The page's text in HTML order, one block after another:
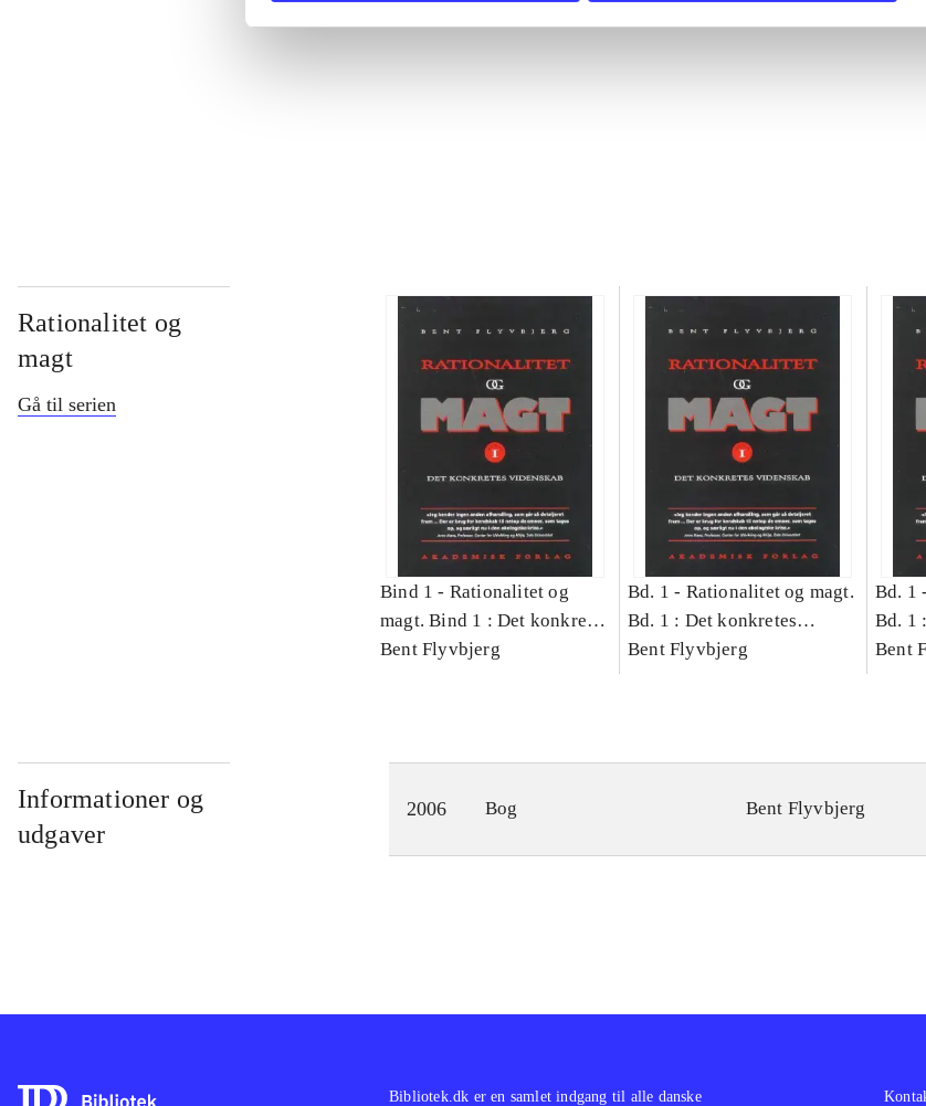
Rationalitet og
magt
Gå til serien
Bind 1 - Rationalitet og
magt. Bind 1 : Det konkretes
videnskab
Bent Flyvbjerg
Bd. 1 - Rationalitet og magt.
Bd. 1 : Det konkretes
videnskab
Bent Flyvbjerg
Bd. 1 -
Bd. 1
Bent
Informationer og
udgaver
2006 Bog Bent Flyvbjerg
Bibliotek.dk er en samlet indgang til alle danske